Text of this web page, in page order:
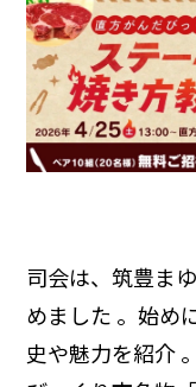
司会は、筑豊ま
めました 。始め
史や魅力を紹介